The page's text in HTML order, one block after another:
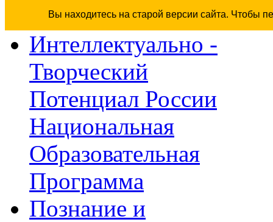
Вы находитесь на старой версии сайта. Чтобы
Интеллектуально -
Творческий
Потенциал России
Национальная
Образовательная
Программа
Познание и